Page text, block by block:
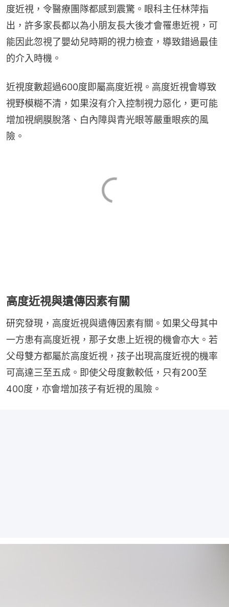
度近視，令醫療團隊都感到震驚。眼科主任林萍指
出，許多家長都以為小朋友長大後才會罹患近視，可
能因此忽視了嬰幼兒時期的視力檢查，導致錯過最佳
的介入時機。
近視度數超過600度即屬高度近視。高度近視會導致
視野模糊不清，如果沒有介入控制視力惡化，更可能
增加視網膜脫落、白內障與青光眼等嚴重眼疾的風
險。
高度近視與遺傳因素有關
研究發現，高度近視與遺傳因素有關。如果父母其中
一方患有高度近視，那子女患上近視的機會亦大。若
父母雙方都屬於高度近視，孩子出現高度近視的機率
可高達三至五成。即使父母度數較低，只有200至
400度，亦會增加孩子有近視的風險。